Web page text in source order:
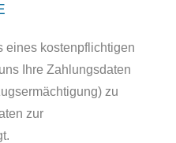
eines kostenpflichtigen
Ihre Zahlungsdaten
zu
zur